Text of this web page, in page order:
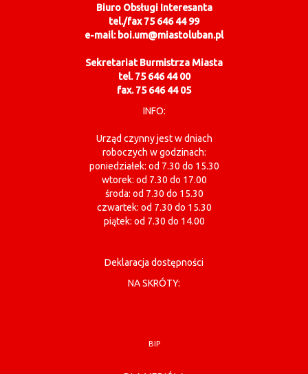
Biuro Obsługi Interesanta
tel./fax 75 646 44 99
e-mail: boi.um@miastoluban.pl
Sekretariat Burmistrza Miasta
tel. 75 646 44 00
fax. 75 646 44 05
INFO:
Urząd czynny jest w dniach
roboczych w godzinach:
poniedziałek: od 7.30 do 15.30
wtorek: od 7.30 do 17.00
środa: od 7.30 do 15.30
czwartek: od 7.30 do 15.30
piątek: od 7.30 do 14.00
Deklaracja dostępności
NA SKRÓTY:
BIP